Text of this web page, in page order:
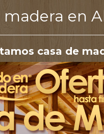
madera en
casa de